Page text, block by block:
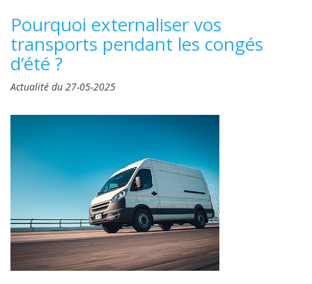
Pourquoi externaliser vos
transports pendant les congés
d’été ?
Actualité du 27-05-2025